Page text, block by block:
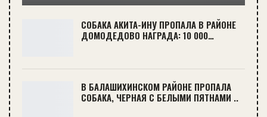
СОБАКА АКИТА-ИНУ ПРОПАЛА В РАЙОНЕ
ДОМОДЕДОВО НАГРАДА: 10 000…
В БАЛАШИХИНСКОМ РАЙОНЕ ПРОПАЛА
СОБАКА, ЧЕРНАЯ С БЕЛЫМИ ПЯТНАМИ ..